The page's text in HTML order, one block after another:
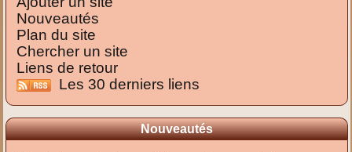
Nouveautés
Plan du site
Chercher un site
Liens de retour
Les 30 derniers liens
Nouveautés